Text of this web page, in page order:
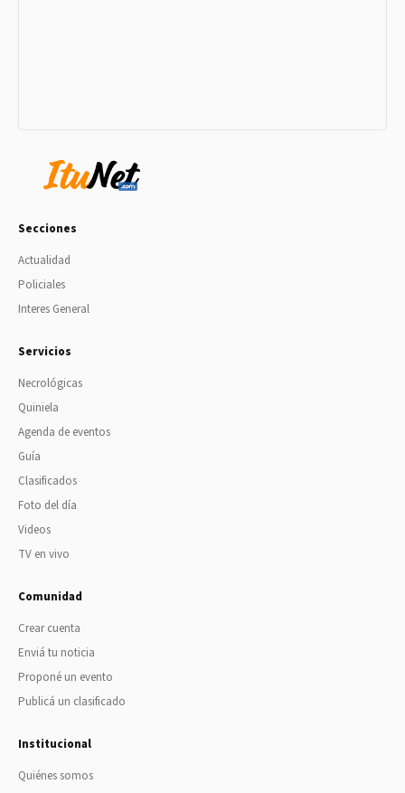
Secciones
Actualidad
Policiales
Interes General
Servicios
Necrológicas
Quiniela
Agenda de eventos
Guía
Clasificados
Foto del día
Videos
TV en vivo
Comunidad
Crear cuenta
Enviá tu noticia
Proponé un evento
Publicá un clasificado
Institucional
Quiénes somos